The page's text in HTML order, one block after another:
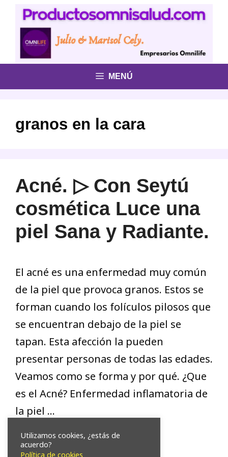
Saltar
contenido
MENÚ
granos en la cara
Acné. ▷ Con Seytú
cosmética Luce una
piel Sana y Radiante.
El acné es una enfermedad muy común
de la piel que provoca granos. Estos se
forman cuando los folículos pilosos que
se encuentran debajo de la piel se
tapan. Esta afección la pueden
presentar personas de todas las edades.
Veamos como se forma y por qué. ¿Que
es el Acné? Enfermedad inflamatoria de
la piel …
Leer más
Utilizamos cookies, ¿estás de
acuerdo?
Política de cookies